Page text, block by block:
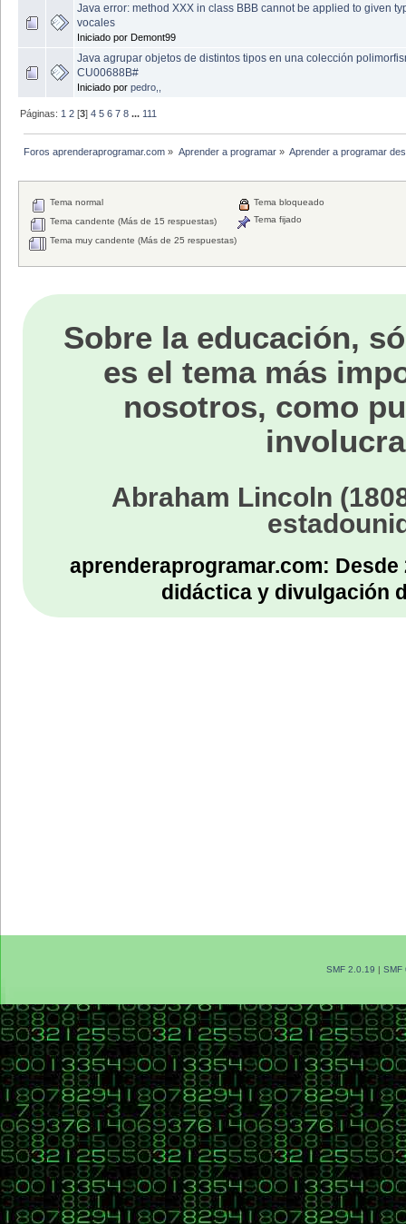
Java error: method XXX in class BBB cannot be applied to given
vocales
Iniciado por Demont99
Java agrupar objetos de distintos tipos en una colección
CU00688B#
Iniciado por pedro,,
Páginas: 1 2 [3]4 5 6 7 8 ... 111
Foros aprenderaprogramar.com » Aprender a programar» Aprender a programar
Tema normal
Tema candente (Más de 15 respuestas)
Tema muy candente (Más de 25 respuestas)
Tema bloqueado
Tema fijado
Sobre la educación,
es el tema más
nosotros, como
Abraham Lincoln
aprenderaprogramar.com:
didáctica y divulgación
SMF 2.0.19 | SMF